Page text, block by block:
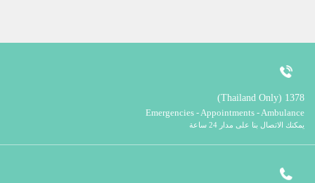
1378 (Thailand Only)
Emergencies - Appointments - Ambulance
يمكنك الاتصال بنا على مدار 24 ساعة